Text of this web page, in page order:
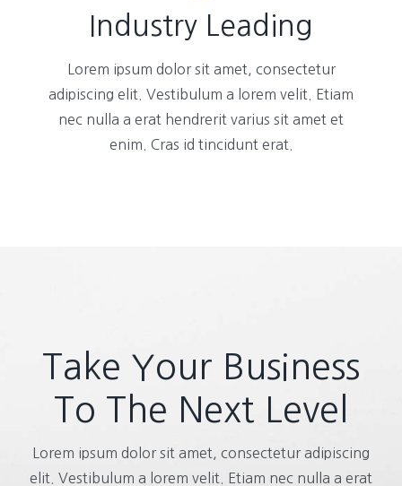
Industry Leading
Lorem ipsum dolor sit amet, consectetur
adipiscing elit. Vestibulum a lorem velit. Etiam
nec nulla a erat hendrerit varius sit amet et
enim. Cras id tincidunt erat.
Take Your Business
To The Next Level
Lorem ipsum dolor sit amet, consectetur adipiscing
elit. Vestibulum a lorem velit. Etiam nec nulla a erat